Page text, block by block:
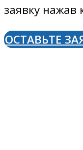
заявку нажав
ОСТАВЬТЕ